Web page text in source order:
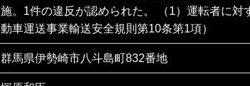
施。1件の違反が認められた。 （1）運転者に対
動車運送事業輸送安全規則第10条第1項）
群馬県伊勢崎市八斗島町832番地